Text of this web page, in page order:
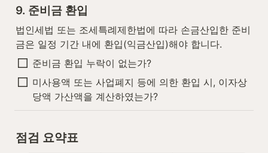
9. 준비금 환입
법인세법 또는 조세특례제한법에 따라 손금산입한 준비
금은 일정 기간 내에 환입(익금산입)해야 합니다.
준비금 환입 누락이 없는가?
미사용액 또는 사업폐지 등에 의한 환입 시, 이자상
당액 가산액을 계산하였는가?
점검 요약표